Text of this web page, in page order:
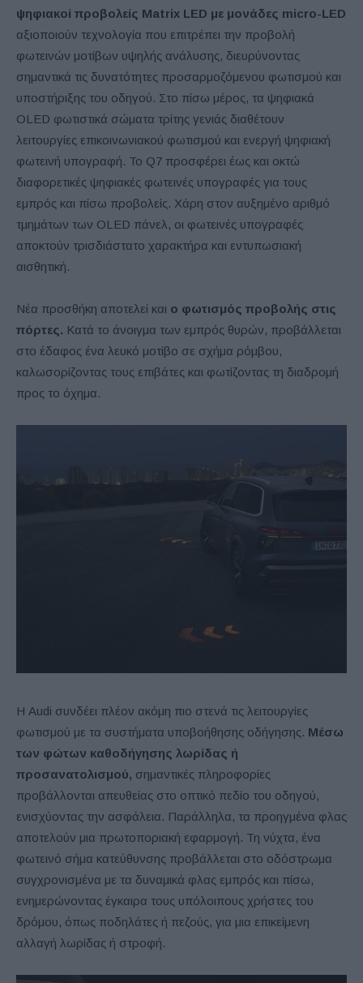
ψηφιακοί προβολείς Matrix LED με μονάδες micro-LED
αξιοποιούν τεχνολογία που επιτρέπει την προβολή
φωτεινών μοτίβων υψηλής ανάλυσης, διευρύνοντας
σημαντικά τις δυνατότητες προσαρμοζόμενου φωτισμού και
υποστήριξης του οδηγού. Στο πίσω μέρος, τα ψηφιακά
OLED φωτιστικά σώματα τρίτης γενιάς διαθέτουν
λειτουργίες επικοινωνιακού φωτισμού και ενεργή ψηφιακή
φωτεινή υπογραφή. Το Q7 προσφέρει έως και οκτώ
διαφορετικές ψηφιακές φωτεινές υπογραφές για τους
εμπρός και πίσω προβολείς. Χάρη στον αυξημένο αριθμό
τμημάτων των OLED πάνελ, οι φωτεινές υπογραφές
αποκτούν τρισδιάστατο χαρακτήρα και εντυπωσιακή
αισθητική.
Νέα προσθήκη αποτελεί και ο φωτισμός προβολής στις
πόρτες. Κατά το άνοιγμα των εμπρός θυρών, προβάλλεται
στο έδαφος ένα λευκό μοτίβο σε σχήμα ρόμβου,
καλωσορίζοντας τους επιβάτες και φωτίζοντας τη διαδρομή
προς το όχημα.
Η Audi συνδέει πλέον ακόμη πιο στενά τις λειτουργίες
φωτισμού με τα συστήματα υποβοήθησης οδήγησης. Μέσω
των φώτων καθοδήγησης λωρίδας ή
προσανατολισμού, σημαντικές πληροφορίες
προβάλλονται απευθείας στο οπτικό πεδίο του οδηγού,
ενισχύοντας την ασφάλεια. Παράλληλα, τα προηγμένα φλας
αποτελούν μια πρωτοποριακή εφαρμογή. Τη νύχτα, ένα
φωτεινό σήμα κατεύθυνσης προβάλλεται στο οδόστρωμα
συγχρονισμένα με τα δυναμικά φλας εμπρός και πίσω,
ενημερώνοντας έγκαιρα τους υπόλοιπους χρήστες του
δρόμου, όπως ποδηλάτες ή πεζούς, για μια επικείμενη
αλλαγή λωρίδας ή στροφή.